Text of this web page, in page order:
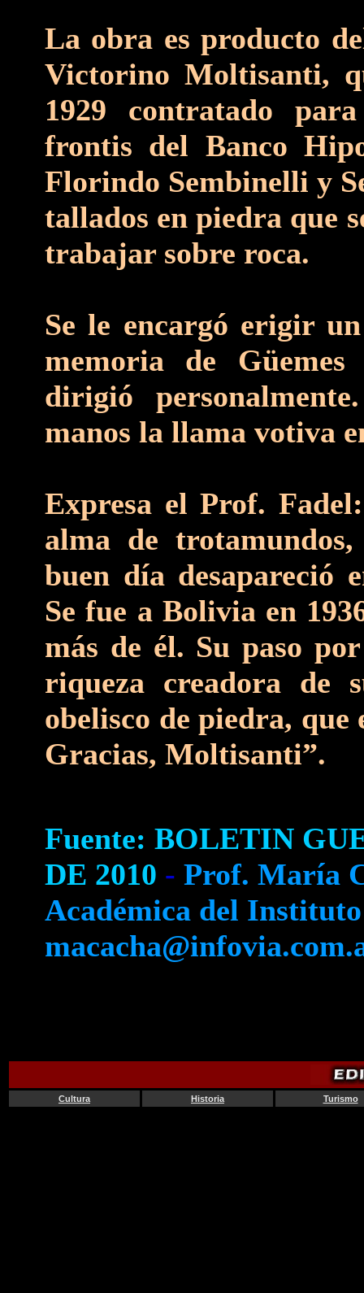
La obra es producto
Victorino Moltisanti,
1929 contratado
frontis del Banco
Florindo Sembinelli y
tallados en piedra que
trabajar sobre roca.
Se le encargó erigir
memoria de
dirigió
manos la llama votiva
Expresa el Prof.
alma de
buen día desapareció
Se fue a Bolivia en
más de él. Su paso
riqueza creadora de
obelisco de piedra,
Gracias, Moltisanti”.
Fuente: BOLETIN
DE 2010 - Prof. María
Académica del
Cultura Historia Turismo